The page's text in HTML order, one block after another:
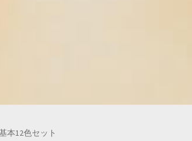
本12色セット